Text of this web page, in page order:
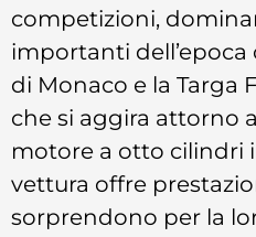
competizioni,
importanti dell’epoca
di Monaco e la Targa
che si aggira attorno
motore a otto cilindri
vettura offre
sorprendono per la